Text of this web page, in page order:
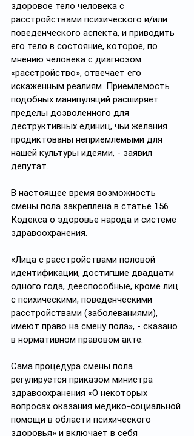
здоровое тело человека с
расстройствами психического и/или
поведенческого аспекта, и приводить
его тело в состояние, которое, по
мнению человека с диагнозом
«расстройство», отвечает его
искаженным реалиям. Приемлемость
подобных манипуляций расширяет
пределы дозволенного для
деструктивных единиц, чьи желания
продиктованы неприемлемыми для
нашей культуры идеями, - заявил
депутат.
В настоящее время возможность
смены пола закреплена в статье 156
Кодекса о здоровье народа и системе
здравоохранения.
«Лица с расстройствами половой
идентификации, достигшие двадцати
одного года, дееспособные, кроме лиц
с психическими, поведенческими
расстройствами (заболеваниями),
имеют право на смену пола», - сказано
в нормативном правовом акте.
Сама процедура смены пола
регулируется приказом министра
здравоохранения «О некоторых
вопросах оказания медико-социальной
помощи в области психического
здоровья» и включает в себя